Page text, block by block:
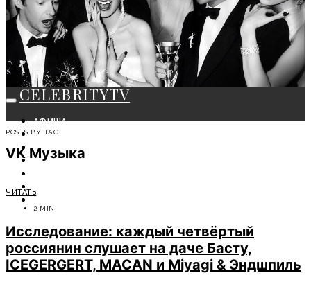
CELEBRITYTV
АФИША
СОБЫТИЯ
КРАСОТА
МОДА
POSTS BY TAG
VK Музыка
ЧИТАТЬ
2 MIN
Исследование: каждый четвёртый
россиянин слушает на даче Басту,
ICEGERGERT, MACAN и Miyagi & Эндшпиль